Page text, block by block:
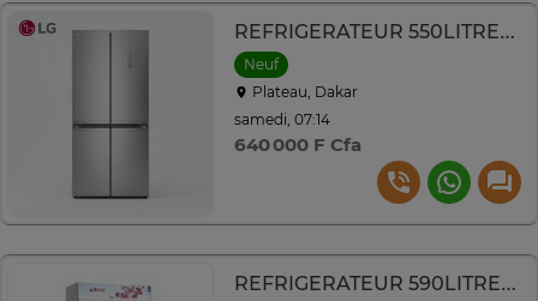
REFRIGERATEUR 550LITRES LG SIDE BY SIDE 4PORTES INVERTER
Neuf
Plateau, Dakar
samedi, 07:14
640 000 F Cfa
REFRIGERATEUR 590LITRES ASTECH 2PORTES VITRINE FV590V